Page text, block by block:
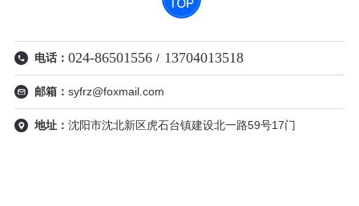
电话： 024-86501556 / 13704013518
邮箱： syfrz@foxmail.com
地址： 沈阳市沈北新区虎石台镇建设北一路59号17门